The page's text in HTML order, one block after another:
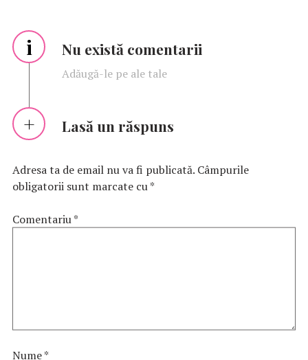
i Nu există comentarii
Adăugă-le pe ale tale
Lasă un răspuns
Adresa ta de email nu va fi publicată. Câmpurile
obligatorii sunt marcate cu*
Comentariu*
Nume*